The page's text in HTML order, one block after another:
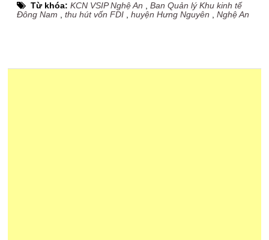
Từ khóa:KCN VSIP Nghệ An ,Ban Quản lý Khu kinh tế
Đông Nam ,thu hút vốn FDI ,huyện Hưng Nguyên ,Nghệ An